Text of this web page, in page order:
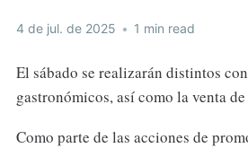
4 de jul. de 2025 • 1 min read
El sábado se realizarán distintos
gastronómicos, así como la venta
Como parte de las acciones de